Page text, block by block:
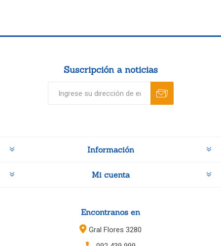
Suscripción a noticias
Información
Mi cuenta
Encontranos en
Gral Flores 3280